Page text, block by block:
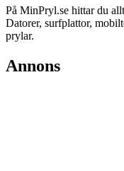
På MinPryl.se hittar du
Datorer, surfplattor,
prylar.
Annons